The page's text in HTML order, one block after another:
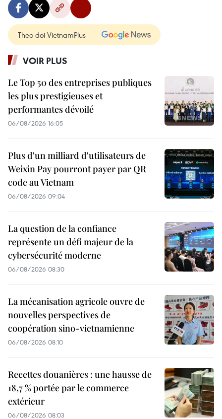
Theo dõi VietnamPlus
VOIR PLUS
Le Top 50 des entreprises publiques
les plus prestigieuses et
performantes dévoilé
06/08/2026 16:05
Plus d'un milliard d'utilisateurs de
Weixin Pay pourront payer par QR
code au Vietnam
06/08/2026 09:04
La question de la confiance
représente un défi majeur de la
cybersécurité moderne
06/08/2026 08:30
La mécanisation agricole ouvre de
nouvelles perspectives de
coopération sino-vietnamienne
06/08/2026 08:10
Recettes douanières : une hausse de
18,7 % portée par le commerce
extérieur
06/08/2026 08:03